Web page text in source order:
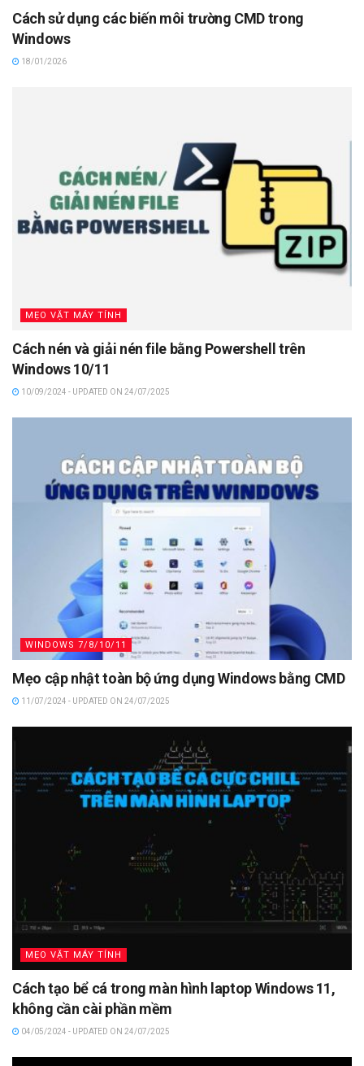
Cách sử dụng các biến môi trường CMD trong
Windows
18/01/2026
MẸO VẶT MÁY TÍNH
Cách nén và giải nén file bằng Powershell trên
Windows 10/11
10/09/2024 - UPDATED ON 24/07/2025
WINDOWS 7/8/10/11
Mẹo cập nhật toàn bộ ứng dụng Windows bằng CMD
11/07/2024 - UPDATED ON 24/07/2025
MẸO VẶT MÁY TÍNH
Cách tạo bể cá trong màn hình laptop Windows 11,
không cần cài phần mềm
04/05/2024 - UPDATED ON 24/07/2025